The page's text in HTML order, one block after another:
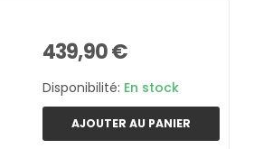
439,90 €
Disponibilité: En stock
AJOUTER AU PANIER